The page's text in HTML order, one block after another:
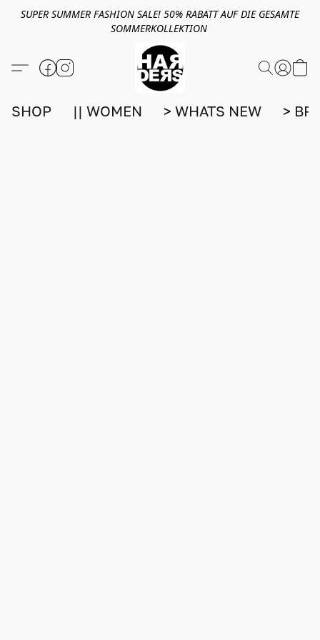
SUPER SUMMER FASHION SALE! 50% RABATT AUF DIE GESAMTE
SOMMERKOLLEKTION
SHOP || WOMEN > WHATS NEW >